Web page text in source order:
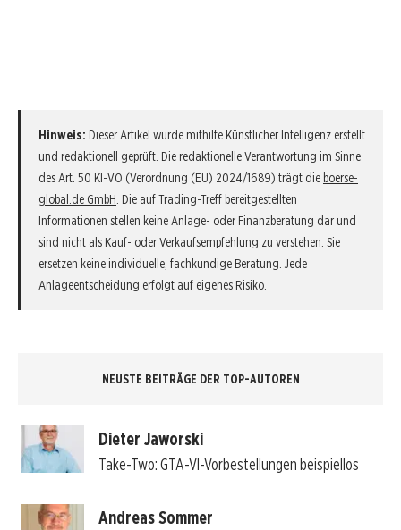
Hinweis: Dieser Artikel wurde mithilfe Künstlicher Intelligenz erstellt
und redaktionell geprüft. Die redaktionelle Verantwortung im Sinne
des Art. 50 KI-VO (Verordnung (EU) 2024/1689) trägt die boerse-
global.de GmbH . Die auf Trading-Treff bereitgestellten
Informationen stellen keine Anlage- oder Finanzberatung dar und
sind nicht als Kauf- oder Verkaufsempfehlung zu verstehen. Sie
ersetzen keine individuelle, fachkundige Beratung. Jede
Anlageentscheidung erfolgt auf eigenes Risiko.
NEUSTE BEITRÄGE DER TOP-AUTOREN
Dieter Jaworski
Take-Two: GTA-VI-Vorbestellungen beispiellos
Andreas Sommer